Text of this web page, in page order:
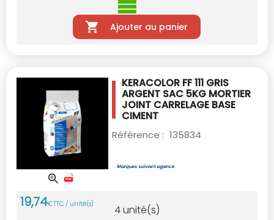
Ajouter au panier
KERACOLOR FF 111 GRIS
ARGENT SAC 5KG MORTIER
JOINT CARRELAGE BASE
CIMENT
Référence : 135834
19,74€TTC / unité(s) 4unité(s)